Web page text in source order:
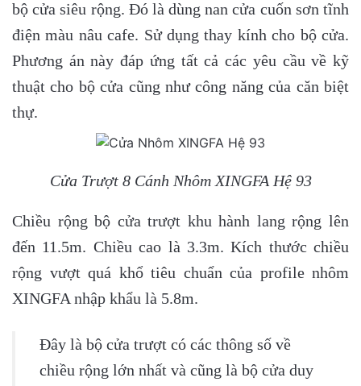
bộ cửa siêu rộng. Đó là dùng nan cửa cuốn sơn tĩnh
điện màu nâu cafe. Sử dụng thay kính cho bộ cửa.
Phương án này đáp ứng tất cả các yêu cầu về kỹ
thuật cho bộ cửa cũng như công năng của căn biệt
thự.
Cửa Trượt 8 Cánh Nhôm XINGFA Hệ 93
Chiều rộng bộ cửa trượt khu hành lang rộng lên
đến 11.5m. Chiều cao là 3.3m. Kích thước chiều
rộng vượt quá khổ tiêu chuẩn của profile nhôm
XINGFA nhập khẩu là 5.8m.
Đây là bộ cửa trượt có các thông số về
chiều rộng lớn nhất và cũng là bộ cửa duy